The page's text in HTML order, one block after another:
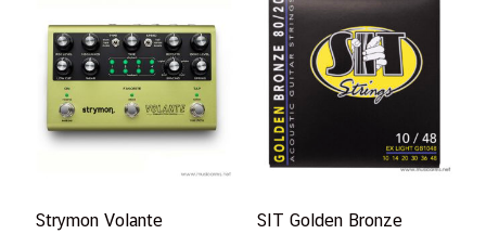
Strymon Volante
SIT Golden Bronze